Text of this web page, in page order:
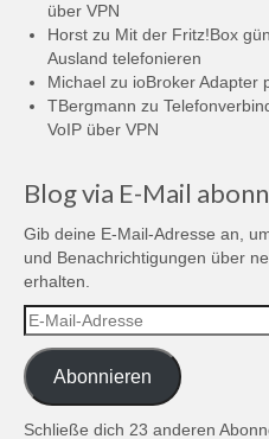
über VPN
Horst zu Mit der Fritz!Box
Ausland telefonieren
Michael zu ioBroker Adapter
TBergmann zu
VoIP über VPN
Blog via E-Mail
Gib deine E-Mail-Adresse an,
und Benachrichtigungen über
erhalten.
E-
Mail-
Adresse
Abonnieren
Schließe dich 23 anderen